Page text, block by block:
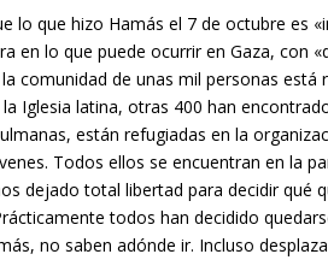
lo que hizo Hamás el 7 de octubre es
en lo que puede ocurrir en Gaza, con
comunidad de unas mil personas
Iglesia latina, otras 400 han
están refugiadas en la
Todos ellos se encuentran en la
dejado total libertad para decidir qué
todos han decidido
no saben adónde ir. Incluso